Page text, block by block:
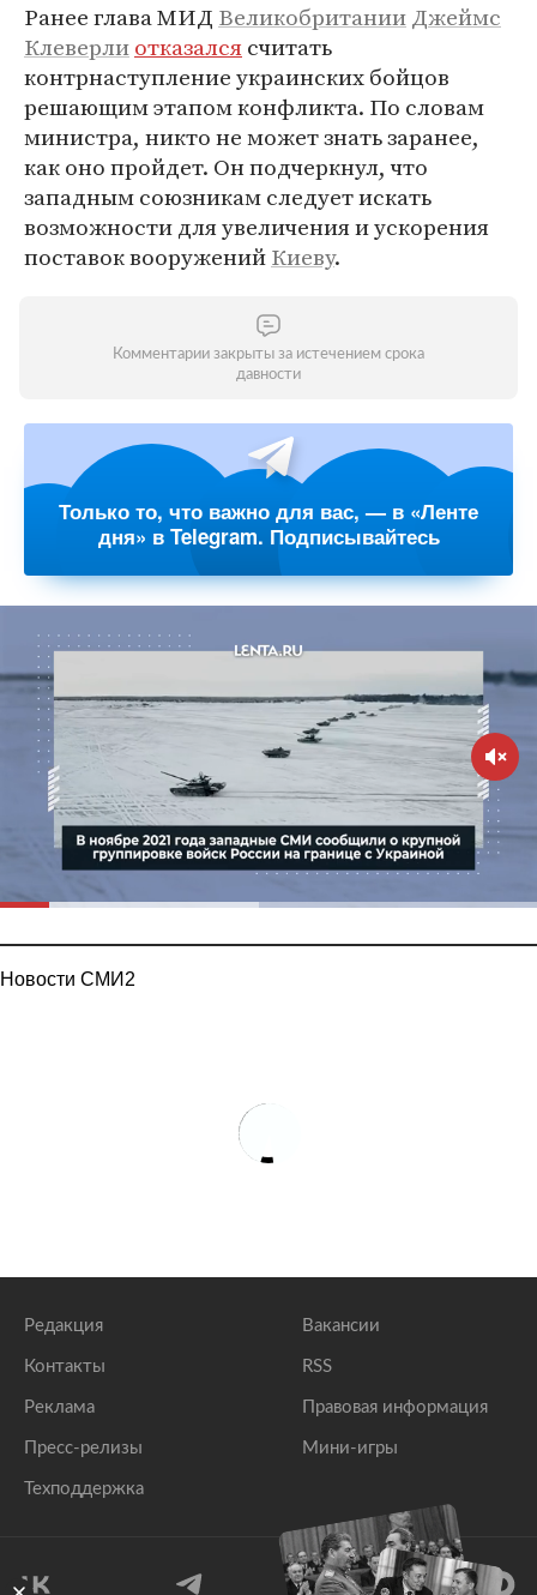
Ранее глава МИД ВеликобританииДжеймс
Клеверлиотказалсясчитать
контрнаступление украинских бойцов
решающим этапом конфликта. По словам
министра, никто не может знать заранее,
как оно пройдет. Он подчеркнул, что
западным союзникам следует искать
возможности для увеличения и ускорения
поставок вооруженийКиеву.
Комментарии закрыты за истечением срока
давности
Только то, что важно для вас, — в «Ленте
дня» в Telegram. Подписывайтесь
Новости СМИ2
Редакция
Контакты
Реклама
Пресс-релизы
Техподдержка
Вакансии
RSS
Правовая информация
Мини-игры